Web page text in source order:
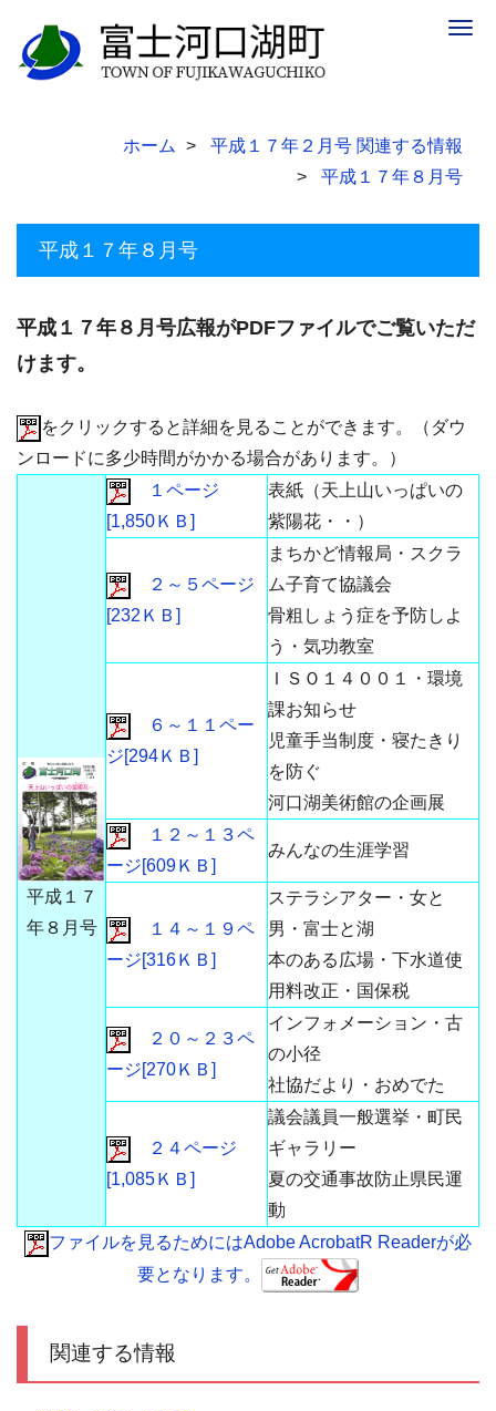
ホーム
平成１７年２月号 関連する情報
平成１７年８月号
平成１７年８月号
平成１７年８月号広報がPDFファイルでご覧いただ
けます。
をクリックすると詳細を見ることができます。（ダウ
ンロードに多少時間がかかる場合があります。）
平成１７
年８月号
１ページ
[1,850ＫＢ]
表紙（天上山いっぱいの
紫陽花・・）
２～５ページ
[232ＫＢ]
まちかど情報局・スクラ
ム子育て協議会
骨粗しょう症を予防しよ
う・気功教室
６～１１ペー
ジ[294ＫＢ]
ＩＳＯ１４００１・環境
課お知らせ
児童手当制度・寝たきり
を防ぐ
河口湖美術館の企画展
１２～１３ペ
ージ[609ＫＢ]
みんなの生涯学習
１４～１９ペ
ージ[316ＫＢ]
ステラシアター・女と
男・富士と湖
本のある広場・下水道使
用料改正・国保税
２０～２３ペ
ージ[270ＫＢ]
インフォメーション・古
の小径
社協だより・おめでた
２４ページ
[1,085ＫＢ]
議会議員一般選挙・町民
ギャラリー
夏の交通事故防止県民運
動
ファイルを見るためにはAdobe AcrobatR Readerが必
要となります。
関連する情報